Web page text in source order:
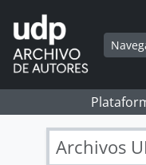
Skip to main content
Archivos